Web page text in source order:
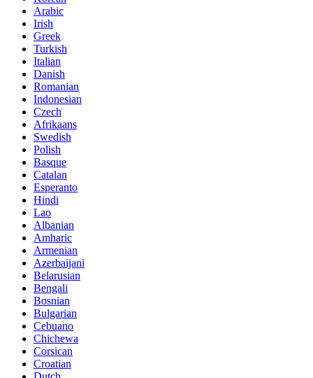
Arabic
Irish
Greek
Turkish
Italian
Danish
Romanian
Indonesian
Czech
Afrikaans
Swedish
Polish
Basque
Catalan
Esperanto
Hindi
Lao
Albanian
Amharic
Armenian
Azerbaijani
Belarusian
Bengali
Bosnian
Bulgarian
Cebuano
Chichewa
Corsican
Croatian